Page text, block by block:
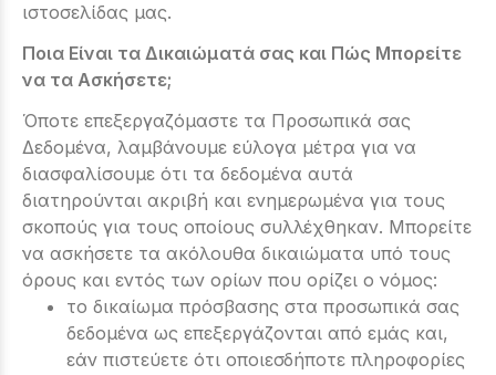
ιστοσελίδας μας.
Ποια Είναι τα Δικαιώματά σας και Πώς Μπορείτε
να τα Ασκήσετε;
Όποτε επεξεργαζόμαστε τα Προσωπικά σας
Δεδομένα, λαμβάνουμε εύλογα μέτρα για να
διασφαλίσουμε ότι τα δεδομένα αυτά
διατηρούνται ακριβή και ενημερωμένα για τους
σκοπούς για τους οποίους συλλέχθηκαν. Μπορείτε
να ασκήσετε τα ακόλουθα δικαιώματα υπό τους
όρους και εντός των ορίων που ορίζει ο νόμος:
το δικαίωμα πρόσβασης στα προσωπικά σας
δεδομένα ως επεξεργάζονται από εμάς και,
εάν πιστεύετε ότι οποιεσδήποτε πληροφορίες